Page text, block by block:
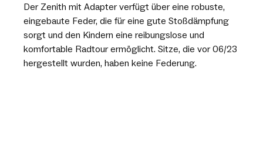
Der Zenith mit Adapter verfügt über eine robuste,
eingebaute Feder, die für eine gute Stoßdämpfung
sorgt und den Kindern eine reibungslose und
komfortable Radtour ermöglicht. Sitze, die vor 06/23
hergestellt wurden, haben keine Federung.